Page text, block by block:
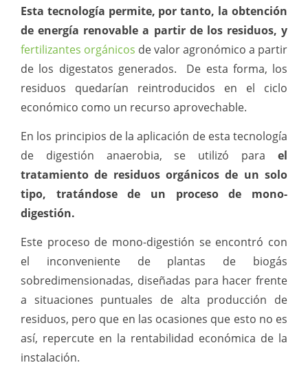
Esta tecnología permite, por tanto, la obtención
de energía renovable a partir de los residuos, y
fertilizantes orgánicos de valor agronómico a partir
de los digestatos generados. De esta forma, los
residuos quedarían reintroducidos en el ciclo
económico como un recurso aprovechable.
En los principios de la aplicación de esta tecnología
de digestión anaerobia, se utilizó para el
tratamiento de residuos orgánicos de un solo
tipo, tratándose de un proceso de mono-
digestión.
Este proceso de mono-digestión se encontró con
el inconveniente de plantas de biogás
sobredimensionadas, diseñadas para hacer frente
a situaciones puntuales de alta producción de
residuos, pero que en las ocasiones que esto no es
así, repercute en la rentabilidad económica de la
instalación.